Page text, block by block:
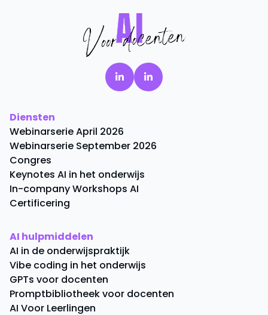
Diensten
Webinarserie April 2026
Webinarserie September 2026
Congres
Keynotes AI in het onderwijs
In-company Workshops AI
Certificering
AI hulpmiddelen
AI in de onderwijspraktijk
Vibe coding in het onderwijs
GPTs voor docenten
Promptbibliotheek voor docenten
AI Voor Leerlingen